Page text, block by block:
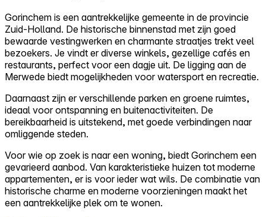
Zelf kopen
Alles-in-één
Reviews
Prijzen
Log in
Probeer Walter gratis
Gorinchem is een aantrekkelijke gemeente in de provincie
Zuid-Holland. De historische binnenstad met zijn goed
bewaarde vestingwerken en charmante straatjes trekt veel
bezoekers. Je vindt er diverse winkels, gezellige cafés en
restaurants, perfect voor een dagje uit. De ligging aan de
Merwede biedt mogelijkheden voor watersport en recreatie.
Daarnaast zijn er verschillende parken en groene ruimtes,
ideaal voor ontspanning en buitenactiviteiten. De
bereikbaarheid is uitstekend, met goede verbindingen naar
omliggende steden.
Voor wie op zoek is naar een woning, biedt Gorinchem een
gevarieerd aanbod. Van karakteristieke huizen tot moderne
appartementen, er is voor ieder wat wils. De combinatie van
historische charme en moderne voorzieningen maakt het
een aantrekkelijke plek om te wonen.